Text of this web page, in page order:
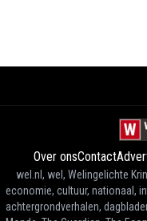
Over onsContact
wel.nl, wel, Welingelichte
economie, cultuur, nationaal,
achtergrondverhalen,